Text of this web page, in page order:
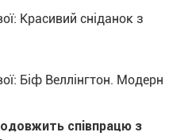
Красивий сніданок з
Біф Веллінгтон. Модерн
співпрацю з